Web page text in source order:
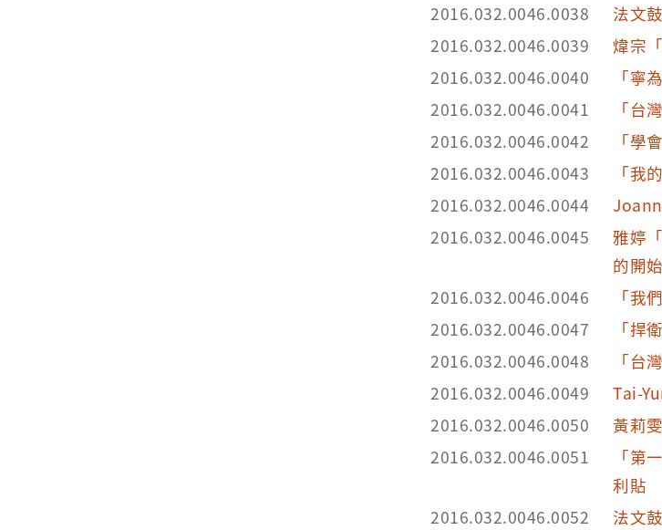
2016.032.0046.0038
法文
2016.032.0046.0039
煒宗
2016.032.0046.0040
「寧
2016.032.0046.0041
「台
2016.032.0046.0042
「學
2016.032.0046.0043
「我
2016.032.0046.0044
2016.032.0046.0045
雅婷
的開
2016.032.0046.0046
「我
2016.032.0046.0047
「捍
2016.032.0046.0048
「台
2016.032.0046.0049
Tai-
2016.032.0046.0050
黃莉
2016.032.0046.0051
「第
利貼
2016.032.0046.0052
法文